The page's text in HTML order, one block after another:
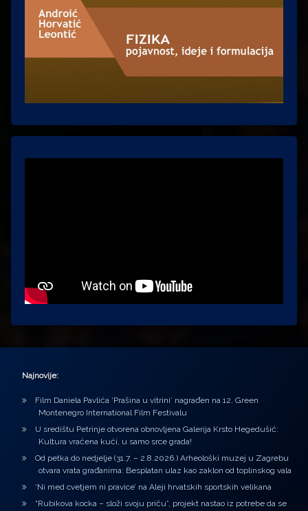
Najnovije:
Film Daniela Pavlića ‘Prašina u vitrini’ nagrađen na 12. Green
Montenegro International Film Festivalu
U središtu Petrinje otvorena obnovljena Galerija Krsto Hegedušić:
Kultura vraćena kući, u samo srce grada!
Od petka do nedjelje (31.7. – 2.8.2026.) Arheološki muzej u Zagrebu
otvara vrata građanima: Besplatan ulaz kao zaklon od toplinskog vala
‘Ni med cvetjem ni pravice’ na Aleji hrvatskih sportskih velikana
“Rubikova kocka – složi svoju priču”, projekt nastao iz potrebe da se